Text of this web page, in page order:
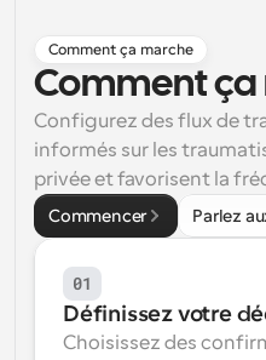
Programmation
Flux de travail
Automatiser la
Blog
Restez à jour avec les
jour
Réunions
Rencontrez des
Liens de groupe
Réservez facilement
personnes
Comment ça marche
Comment
Configurez des flux de
informés sur les
privée et favorisent la
Commencer Parlez
01
Définissez votre
Choisissez des